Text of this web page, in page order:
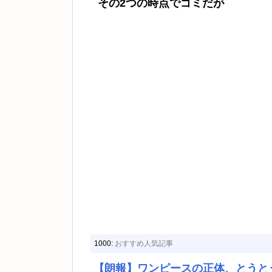
その2つの時点でゴミだが
1000: おすすめ人気記事
【朗報】ワンピースの正体、とう